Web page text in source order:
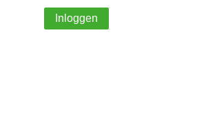
Inloggen